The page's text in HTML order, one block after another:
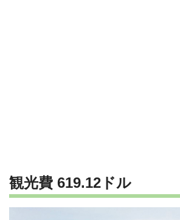
観光費 619.12ドル